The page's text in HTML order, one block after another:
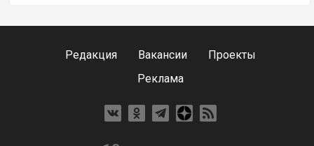
Редакция Вакансии
Проекты
Реклама